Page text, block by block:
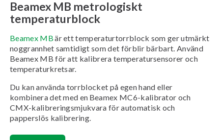
Beamex MB metrologiskt
temperaturblock
Beamex MBär ett temperaturtorrblock som ger utmärkt
noggrannhet samtidigt som det förblir bärbart. Använd
Beamex MB för att kalibrera temperatursensorer och
temperaturkretsar.
Du kan använda torrblocket på egen hand eller
kombinera det med en Beamex MC6-kalibrator och
CMX-kalibreringsmjukvara för automatisk och
papperslös kalibrering.